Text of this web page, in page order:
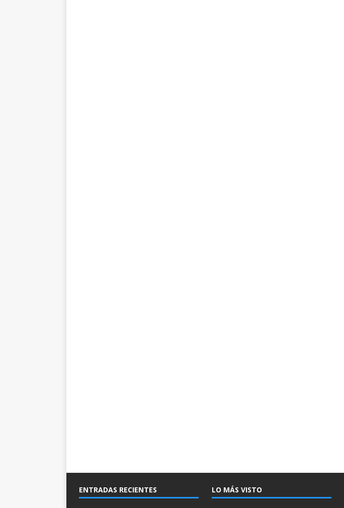
ENTRADAS RECIENTES LO MÁS VISTO